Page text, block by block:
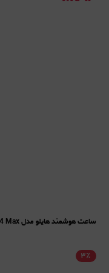
ساعت هوشمند هایلو مدل HAYLOU RS4 Max
۳٪